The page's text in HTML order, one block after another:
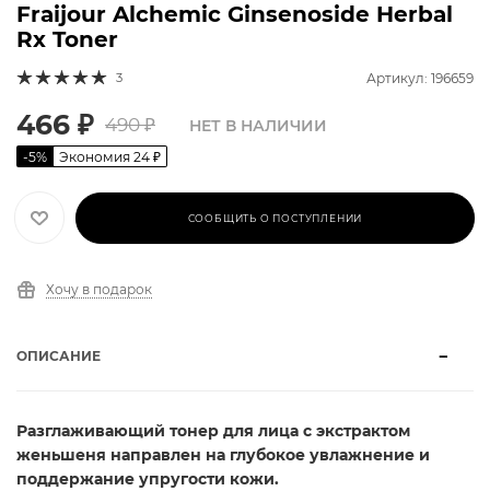
Fraijour Alchemic Ginsenoside Herbal
Rx Toner
3 Артикул: 196659
466 ₽ 490₽
-5% Экономия 24 ₽
НЕТ В НАЛИЧИИ
СООБЩИТЬ О ПОСТУПЛЕНИИ
Хочу в подарок
ОПИСАНИЕ
Разглаживающий тонер для лица с экстрактом
женьшеня направлен на глубокое увлажнение и
поддержание упругости кожи.